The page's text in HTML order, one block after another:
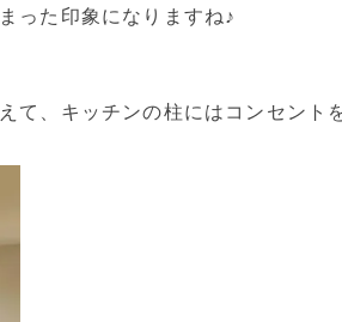
った印象になりますね♪
て、キッチンの柱にはコンセント